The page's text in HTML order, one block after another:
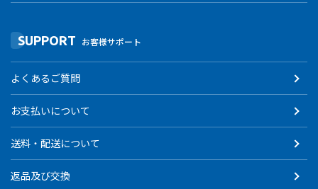
SUPPORT お客様サポート
よくあるご質問
お支払いについて
送料・配送について
返品及び交換